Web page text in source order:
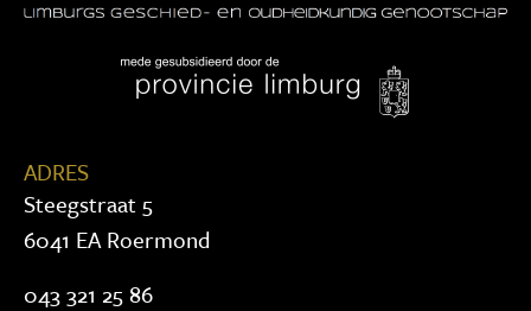
ADRES
Steegstraat 5
6041 EA Roermond
043 321 25 86